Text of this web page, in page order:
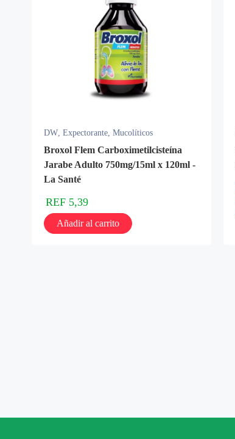
DW, Expectorante, Mucolíticos
Broxol Flem Carboximetilcisteína
Jarabe Adulto 750mg/15ml x 120ml -
La Santé
REF 5,39
Añadir al carrito